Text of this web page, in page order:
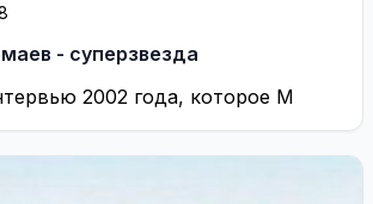
- суперзвезда
2002 года, которое М